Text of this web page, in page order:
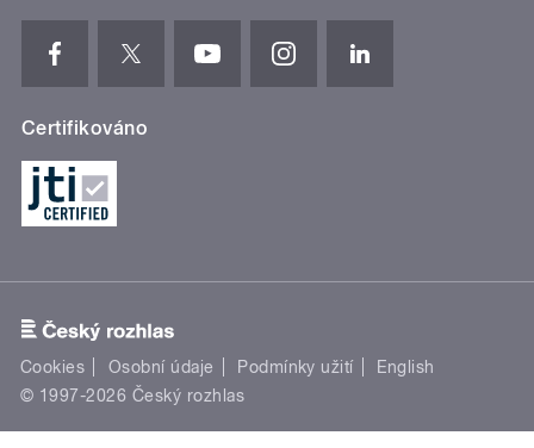
Certifikováno
Cookies Osobní údaje Podmínky užití
English
© 1997-2026 Český rozhlas